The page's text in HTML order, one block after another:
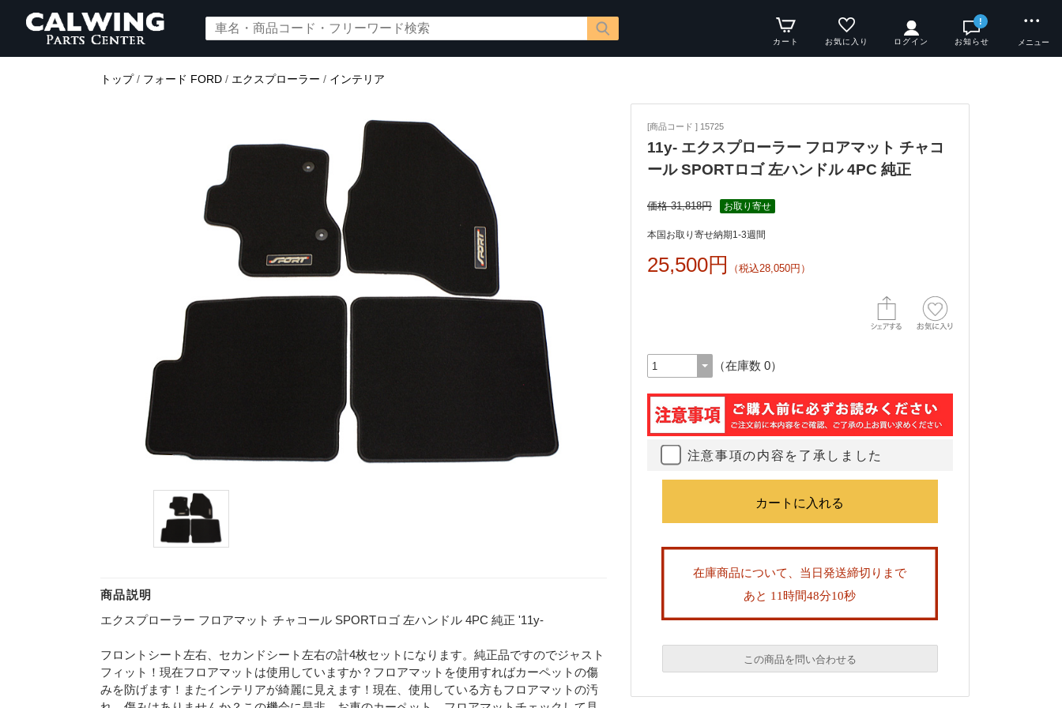
カート お気に入り ログイン
!
お知らせ メニュー
トップ/ フォード FORD / エクスプローラー / インテリア
商品説明
エクスプローラー フロアマット チャコール SPORTロゴ 左ハンドル 4PC 純正 '11y-
フロントシート左右、セカンドシート左右の計4枚セットになります。純正品ですのでジャスト
フィット！現在フロアマットは使用していますか？フロアマットを使用すればカーペットの傷
みを防げます！またインテリアが綺麗に見えます！現在、使用している方もフロアマットの汚
[商品コード ] 15725
11y- エクスプローラー フロアマット チャコ
ール SPORTロゴ 左ハンドル 4PC 純正
価格 31,818円 お取り寄せ
本国お取り寄せ納期1-3週間
25,500円 （税込28,050円）
（在庫数 0）
注意事項の内容を了承しました
在庫商品について、当日発送締切りまで
あと 11時間48分9秒
この商品を問い合わせる